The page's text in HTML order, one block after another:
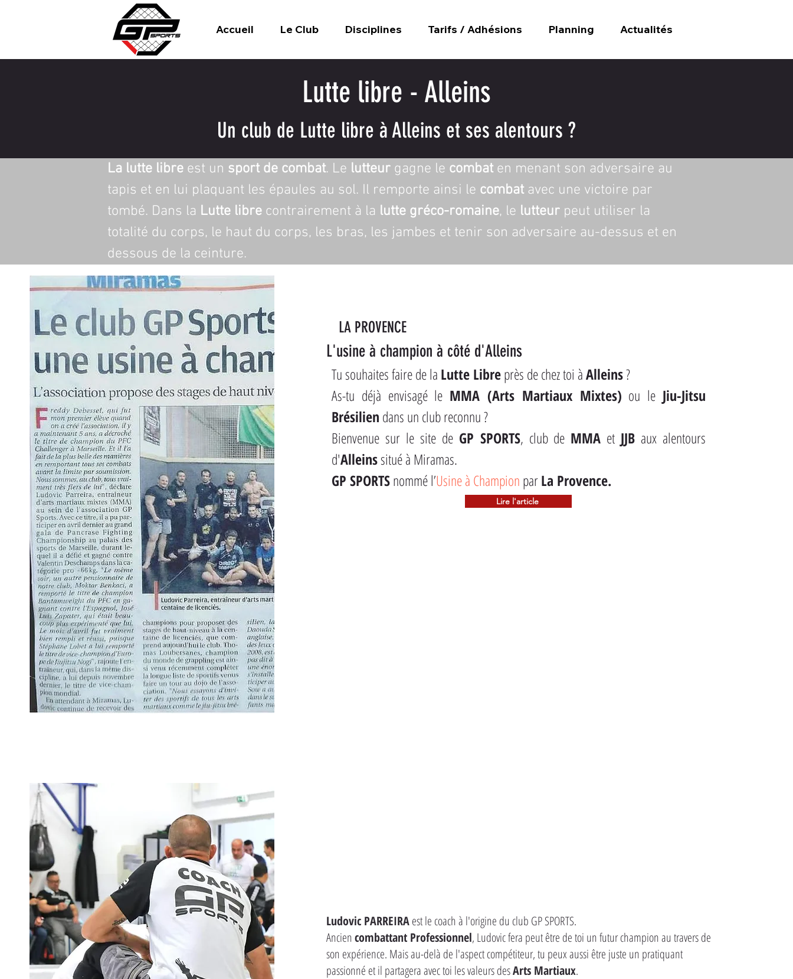
Accueil Le Club Disciplines Tarifs / Adhésions Planning Actualités
Lutte libre - Alleins
Un club de Lutte libre à Alleins et ses alentours ?
La lutte libre est un sport de combat. Le lutteur gagne le combat en menant son adversaire au
tapis et en lui plaquant les épaules au sol. Il remporte ainsi le combat avec une victoire par
tombé. Dans la Lutte libre contrairement à la lutte gréco-romaine, le lutteur peut utiliser la
totalité du corps, le haut du corps, les bras, les jambes et tenir son adversaire au-dessus et en
dessous de la ceinture.
LA PROVENCE
L'usine à champion à côté d'Alleins
Tu souhaites faire de la Lutte Libre près de chez toi à Alleins ?
As-tu déjà envisagé le MMA (Arts Martiaux Mixtes) ou le Jiu-Jitsu
Brésilien dans un club reconnu ?
Bienvenue sur le site de GP SPORTS, club de MMA et JJB aux alentours
d'Alleins situé à Miramas.
GP SPORTS nommé l’Usine à Champion par La Provence.
Lire l'article
Ludovic PARREIRAest le coach à l'origine du club GP SPORTS.
Anciencombattant Professionnel, Ludovic fera peut être de toi un futur champion au travers de
son expérience. Mais au-delà de l'aspect compétiteur, tu peux aussi être juste un pratiquant
passionné et il partagera avec toi les valeurs desArts Martiaux.